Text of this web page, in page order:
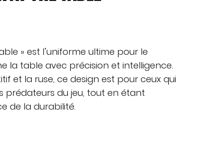
» est l’uniforme ultime pour le
la table avec précision et intelligence.
et la ruse, ce design est pour ceux qui
prédateurs du jeu, tout en étant
de la durabilité.